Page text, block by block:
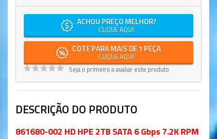
ACHOU PREÇO MELHOR?
CLIQUE AQUI!
COTE PARA MAIS DE 1 PEÇA
CLIQUE AQUI!
Seja o primeiro a avaliar este produto
DESCRIÇÃO DO PRODUTO
861680-002 HD HPE 2TB SATA 6 Gbps 7.2K RPM